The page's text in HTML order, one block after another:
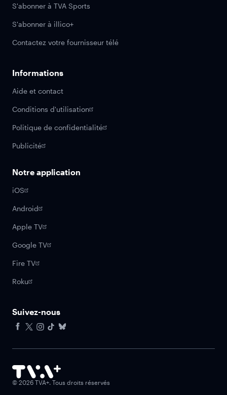
S'abonner à TVA Sports
S'abonner à illico+
Contactez votre fournisseur télé
Informations
Aide et contact
Conditions d'utilisation
Politique de confidentialité
Publicité
Notre application
iOS
Android
Apple TV
Google TV
Fire TV
Roku
Suivez-nous
© 2026 TVA+. Tous droits réservés